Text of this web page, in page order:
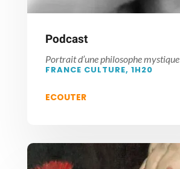
Podcast
Portrait d’une philosophe mystique
FRANCE CULTURE, 1H20
ECOUTER